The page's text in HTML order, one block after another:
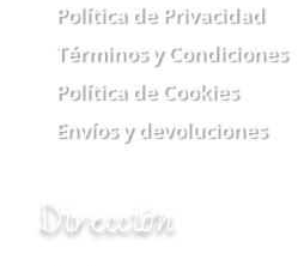
Política de Privacidad
Términos y Condiciones
Política de Cookies
Envíos y devoluciones
Dirección